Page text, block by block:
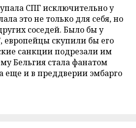
СПГ исключительно у
это не только для себя, но
соседей. Было бы у
европейцы скупили бы его
санкции подрезали им
Бельгия стала фанатом
еще и в преддверии эмбарго